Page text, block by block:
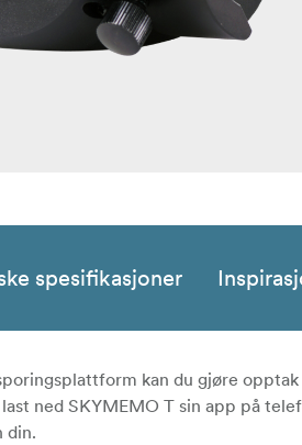
spesifikasjoner
kan du gjøre
ned SKYMEMO T sin app på
din.